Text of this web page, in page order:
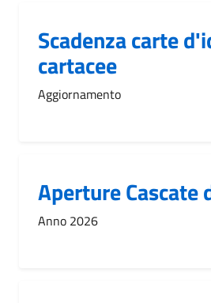
Scadenza carte
cartacee
Aggiornamento
Aperture Cascate
Anno 2026